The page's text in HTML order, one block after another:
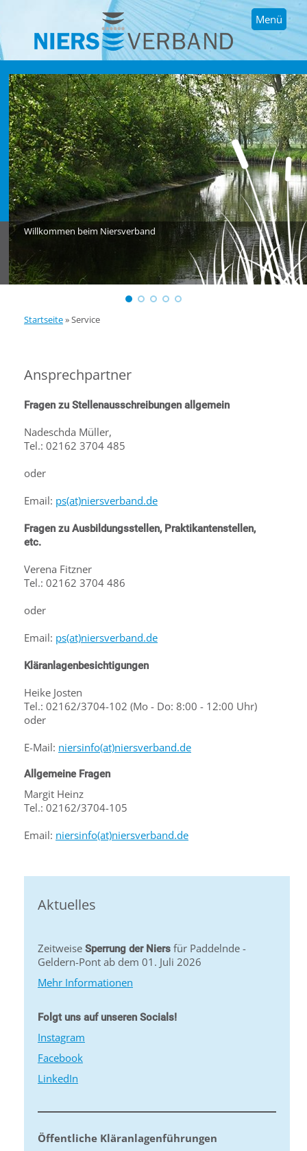
Menü
Willkommen beim Niersverband
Startseite»Service
Ansprechpartner
Fragen zu Stellenausschreibungen allgemein
Nadeschda Müller,
Tel.: 02162 3704 485
oder
Email: ps(at)niersverband.de
Fragen zu Ausbildungsstellen, Praktikantenstellen,
etc.
Verena Fitzner
Tel.: 02162 3704 486
oder
Email: ps(at)niersverband.de
Kläranlagenbesichtigungen
Heike Josten
Tel.: 02162/3704-102 (Mo - Do: 8:00 - 12:00 Uhr)
oder
E-Mail: niersinfo(at)niersverband.de
Allgemeine Fragen
Margit Heinz
Tel.: 02162/3704-105
Email: niersinfo(at)niersverband.de
Aktuelles
Zeitweise Sperrung der Niers für Paddelnde -
Geldern-Pont ab dem 01. Juli 2026
Mehr Informationen
Folgt uns auf unseren Socials!
Instagram
Facebook
LinkedIn
Öffentliche Kläranlagenführungen